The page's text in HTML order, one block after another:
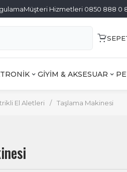
Müşteri Hizmetleri 0850 888 0
GİYİM & AKSESUAR
El Aletleri / Taşlama Makinesi